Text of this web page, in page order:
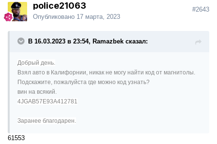
police21063
Опубликовано 17 марта, 2023
#2643
В 16.03.2023 в 23:54, Ramazbek сказал:
Добрый день.
Взял авто в Калифорнии, никак не могу найти код от магнитолы.
Подскажите, пожалуйста где можно код узнать?
вин на всякий.
4JGAB57E93A412781
Заранее благодарен.
61553